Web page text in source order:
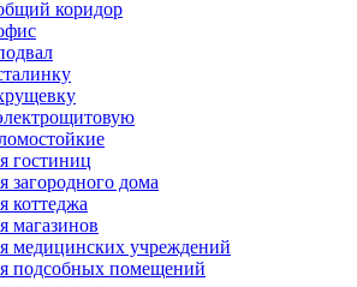
коридор
гостиниц
загородного дома
коттеджа
магазинов
медицинских учреждений
подсобных помещений